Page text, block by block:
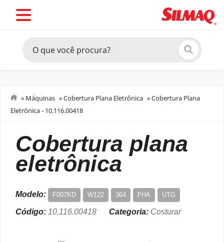
» Máquinas »Cobertura Plana Eletrônica »Cobertura Plana
Eletrônica - 10.116.00418
cobertura plana
eletrônica
Modelo: F007KD W122 364 FHA UTG
Código: 10.116.00418 Categoria: Costurar